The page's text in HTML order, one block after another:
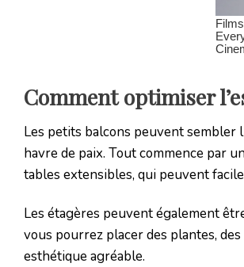
Comment optimiser
Les petits balcons peuvent sembler
havre de paix. Tout commence par
tables extensibles, qui peuvent
Les étagères peuvent également
vous pourrez placer des plantes,
esthétique agréable.